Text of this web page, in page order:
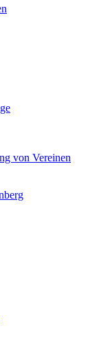
von Vereinen